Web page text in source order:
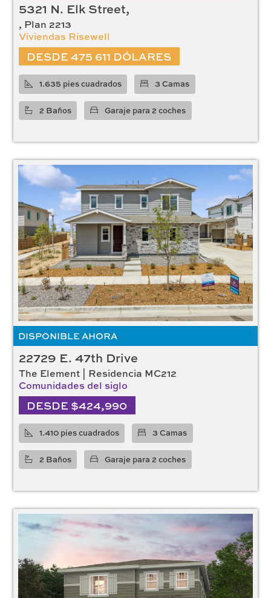
5321 N. Elk Street,
, Plan 2213
Viviendas Risewell
DESDE 475 611 DÓLARES
1.635 pies cuadrados 3 Camas
2 Baños Garaje para 2 coches
DISPONIBLE AHORA
22729 E. 47th Drive
The Element | Residencia MC212
Comunidades del siglo
DESDE $424,990
1.410 pies cuadrados 3 Camas
2 Baños Garaje para 2 coches